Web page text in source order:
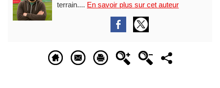
terrain.... En savoir plus sur cet auteur